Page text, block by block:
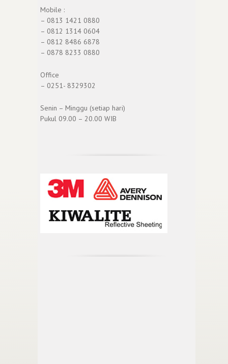
Mobile :
– 0813 1421 0880
– 0812 1314 0604
– 0812 8486 6878
– 0878 8233 0880
Office
– 0251- 8329302
Senin – Minggu (setiap hari)
Pukul 09.00 – 20.00 WIB